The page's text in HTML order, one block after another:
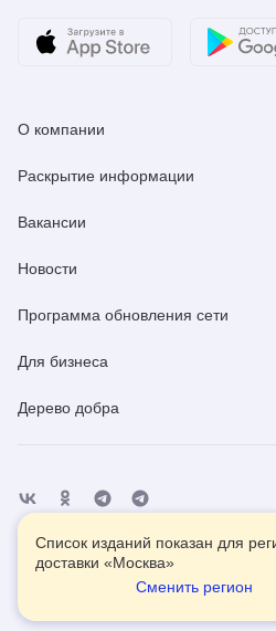
О компании
Раскрытие информации
Вакансии
Новости
Программа обновления сети
Для бизнеса
Дерево добра
Помощь Контакты
Список изданий показан для
доставки «Москва»
Сменить регион